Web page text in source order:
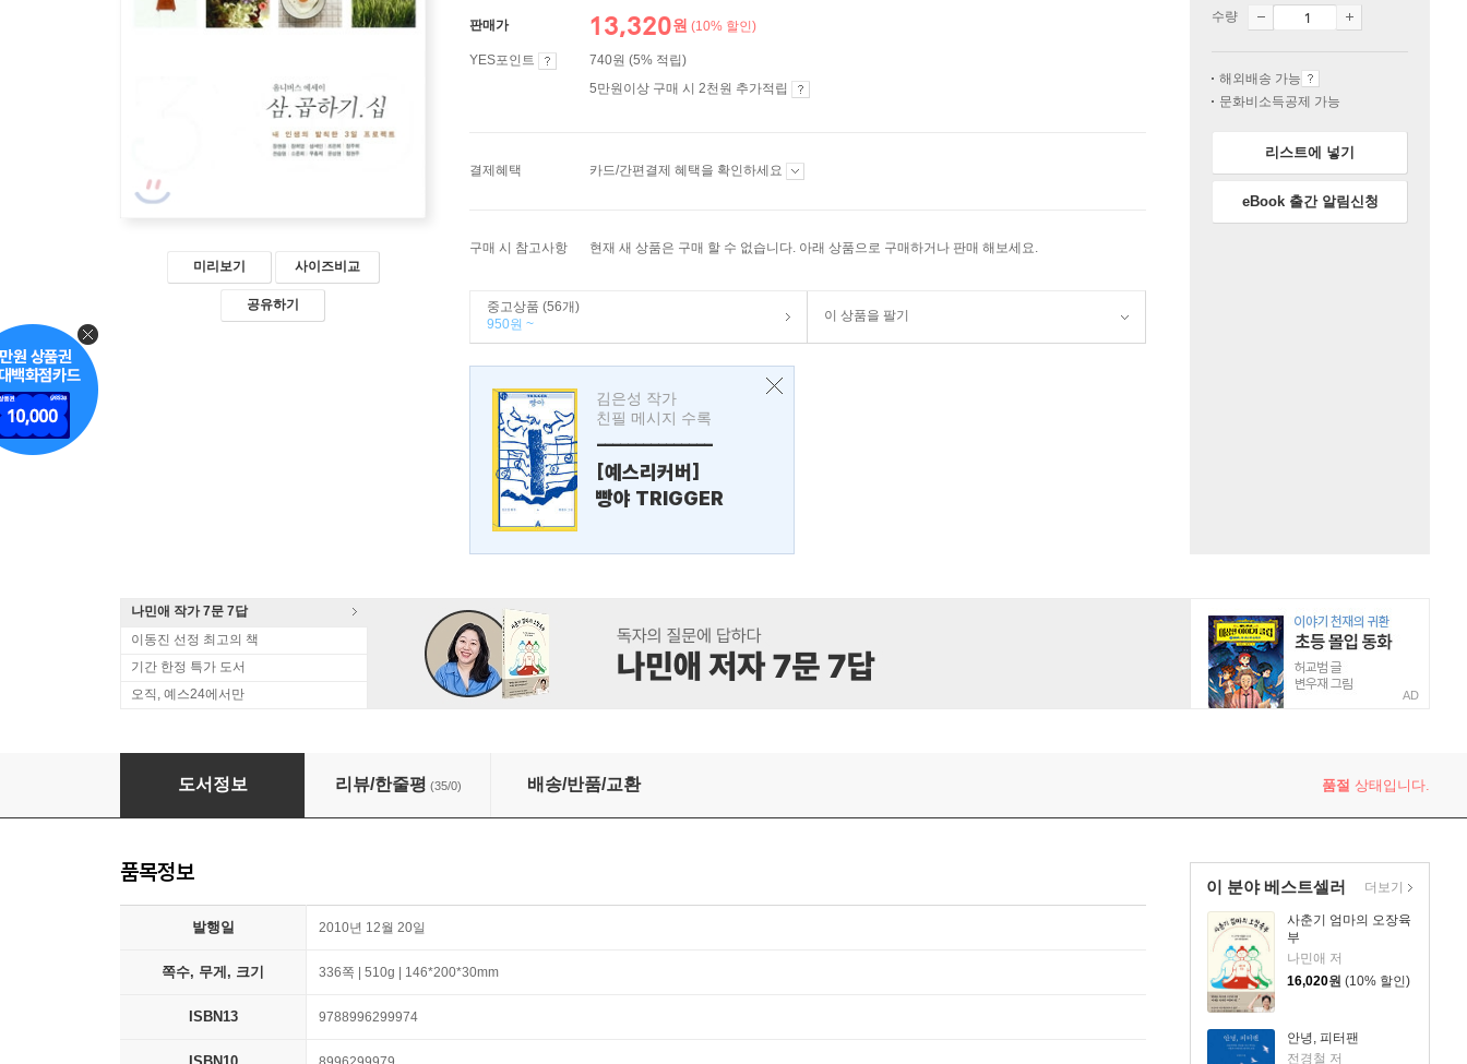
미리보기 사이즈비교
공유하기
판매가 13,320원 (10% 할인)
YES포인트
740원 (5% 적립)
5만원이상 구매 시 2천원 추가적립
결제혜택 카드/간편결제 혜택을 확인하세요
구매 시 참고사항 현재 새 상품은 구매 할 수 없습니다. 아래 상품으로 구매하거나 판매 해보세요.
중고상품 (56개)
950원 ~
이 상품을 팔기
김은성 작가
친필 메시지 수록
---------------
[예스리커버]
빵야 TRIGGER
수량
해외배송 가능
문화비소득공제 가능
리스트에 넣기
eBook 출간 알림신청
나민애 작가 7문 7답
이동진 선정 최고의 책
기간 한정 특가 도서
오직, 예스24에서만
AD
삼. 곱하기. 십 (3×10)
도서정보 리뷰/한줄평 (35/0) 배송/반품/교환 품절 상태입니다.
이 분야 베스트셀러
사춘기 엄마의 오장육
부
나민애 저
16,020원 (10% 할인)
안녕, 피터팬
전경철 저
더보기
품목정보
발행일 2010년 12월 20일
쪽수, 무게, 크기 336쪽 | 510g | 146*200*30mm
ISBN13 9788996299974